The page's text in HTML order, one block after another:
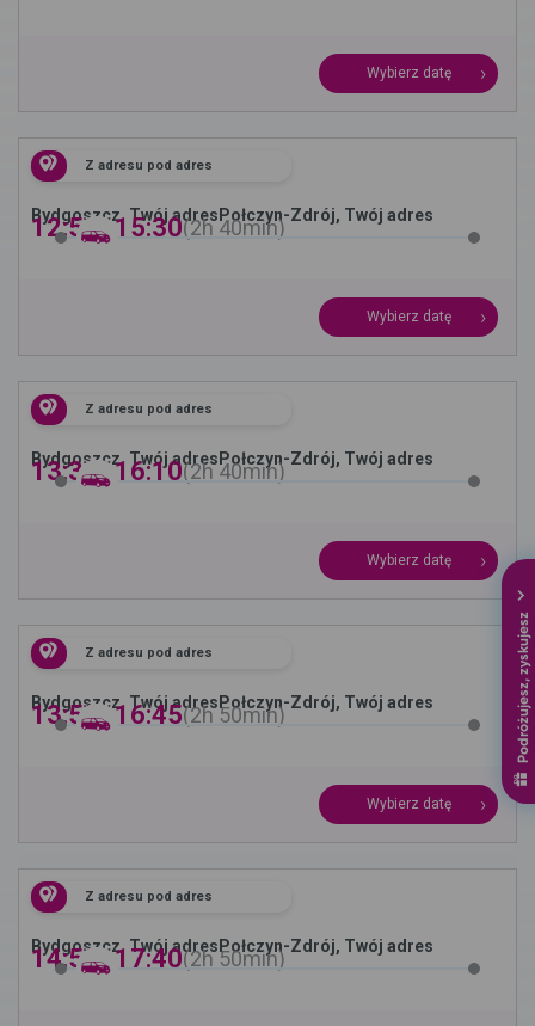
Podróżujesz, zyskujesz
Wybierz datę
Z adresu pod adres
Bydgoszcz, Twój adres Połczyn-Zdrój, Twój adres
12:50 -15:30 2h40min
Wybierz datę
Z adresu pod adres
Bydgoszcz, Twój adres Połczyn-Zdrój, Twój adres
13:30 -16:10 2h40min
Wybierz datę
Z adresu pod adres
Bydgoszcz, Twój adres Połczyn-Zdrój, Twój adres
13:55 -16:45 2h50min
Wybierz datę
Z adresu pod adres
Bydgoszcz, Twój adres Połczyn-Zdrój, Twój adres
14:50 -17:40 2h50min